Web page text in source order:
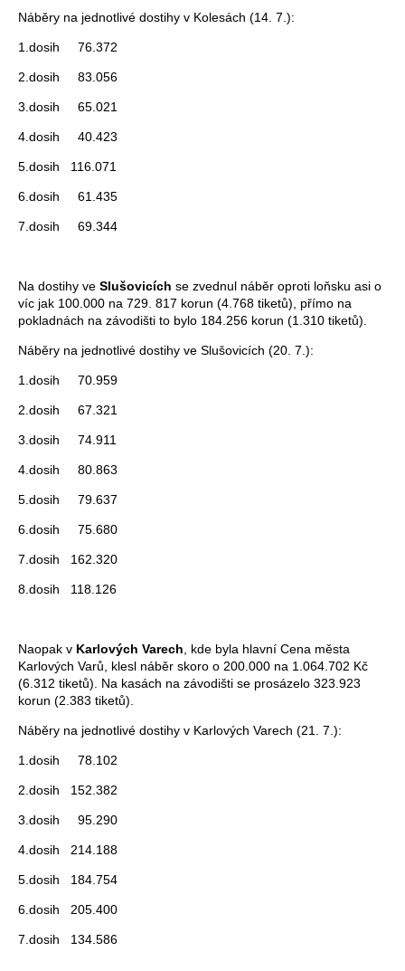
Náběry na jednotlivé dostihy v Kolesách (14. 7.):
1.dosih 76.372
2.dosih 83.056
3.dosih 65.021
4.dosih 40.423
5.dosih 116.071
6.dosih 61.435
7.dosih 69.344
Na dostihy ve Slušovicích se zvednul náběr oproti loňsku asi o
víc jak 100.000 na 729. 817 korun (4.768 tiketů), přímo na
pokladnách na závodišti to bylo 184.256 korun (1.310 tiketů).
Náběry na jednotlivé dostihy ve Slušovicích (20. 7.):
1.dosih 70.959
2.dosih 67.321
3.dosih 74.911
4.dosih 80.863
5.dosih 79.637
6.dosih 75.680
7.dosih 162.320
8.dosih 118.126
Naopak v Karlových Varech , kde byla hlavní Cena města
Karlových Varů, klesl náběr skoro o 200.000 na 1.064.702 Kč
(6.312 tiketů). Na kasách na závodišti se prosázelo 323.923
korun (2.383 tiketů).
Náběry na jednotlivé dostihy v Karlových Varech (21. 7.):
1.dosih 78.102
2.dosih 152.382
3.dosih 95.290
4.dosih 214.188
5.dosih 184.754
6.dosih 205.400
7.dosih 134.586